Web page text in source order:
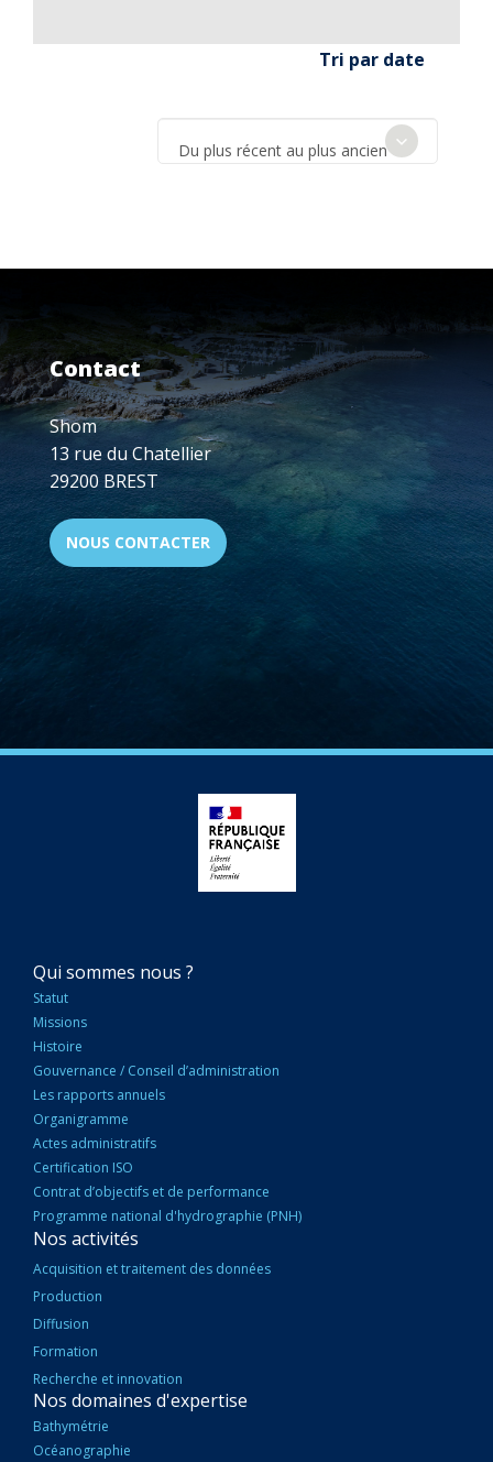
Tri par date
Du plus récent au plus ancien
Contact
Shom
13 rue du Chatellier
29200 BREST
NOUS CONTACTER
NAVIGATION
PRINCIPALE
Qui sommes nous ?
Statut
Missions
Histoire
Gouvernance / Conseil d’administration
Les rapports annuels
Organigramme
Actes administratifs
Certification ISO
Contrat d’objectifs et de performance
Programme national d'hydrographie (PNH)
Nos activités
Acquisition et traitement des données
Production
Diffusion
Formation
Recherche et innovation
Nos domaines d'expertise
Bathymétrie
Océanographie